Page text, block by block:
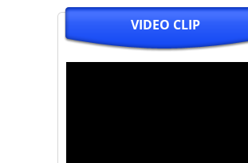
VIDEO CLIP
Bộ bàn tân cổ điển chân viền
vàng + 6 ghế nệm kem lưng ghế